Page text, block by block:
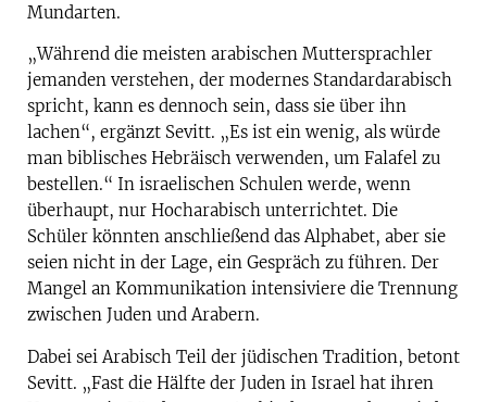
Mundarten.
„Während die meisten arabischen Muttersprachler
jemanden verstehen, der modernes Standardarabisch
spricht, kann es dennoch sein, dass sie über ihn
lachen“, ergänzt Sevitt. „Es ist ein wenig, als würde
man biblisches Hebräisch verwenden, um Falafel zu
bestellen.“ In israelischen Schulen werde, wenn
überhaupt, nur Hocharabisch unterrichtet. Die
Schüler könnten anschließend das Alphabet, aber sie
seien nicht in der Lage, ein Gespräch zu führen. Der
Mangel an Kommunikation intensiviere die Trennung
zwischen Juden und Arabern.
Dabei sei Arabisch Teil der jüdischen Tradition, betont
Sevitt. „Fast die Hälfte der Juden in Israel hat ihren